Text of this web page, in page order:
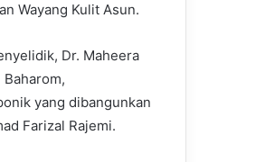
Wayang Kulit Asun.
Dr. Maheera
yang dibangunkan
Farizal Rajemi.